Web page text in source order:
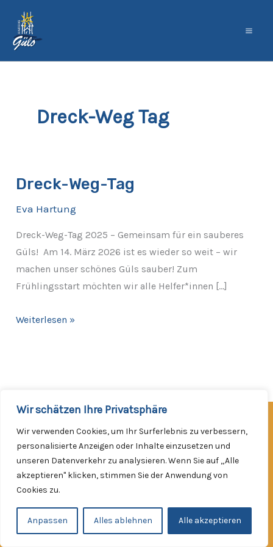
Wir schätzen Ihre Privatsphäre
Wir verwenden Cookies, um Ihr Surferlebnis zu verbessern,
personalisierte Anzeigen oder Inhalte einzusetzen und
unseren Datenverkehr zu analysieren. Wenn Sie auf „Alle
akzeptieren" klicken, stimmen Sie der Anwendung von
Cookies zu.
Anpassen Alles ablehnen Alle akzeptieren
Inhalt
springen
Dreck-Weg Tag
Dreck-Weg-Tag
Eva Hartung
Dreck-Weg-Tag 2025 – Gemeinsam für ein sauberes
Güls! Am 14. März 2026 ist es wieder so weit – wir
machen unser schönes Güls sauber! Zum
Frühlingsstart möchten wir alle Helfer*innen […]
Dreck-
Tag
Weiterlesen »
Werde Mitglied!
Impressum
Datenschutzerklärung
Copyright © 2026